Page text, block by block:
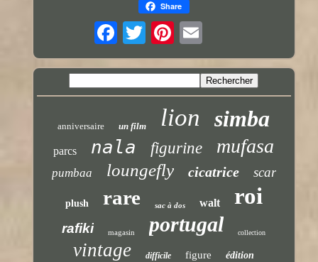
Share
anniversaire un film lion simba
parcs nala figurine mufasa
pumbaa loungefly cicatrice scar
plush rare sac à dos walt roi
rafiki magasin portugal collection
vintage difficile figure édition